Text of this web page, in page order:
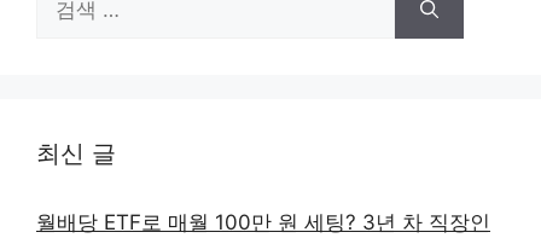
색:
최신 글
월배당 ETF로 매월 100만 원 세팅? 3년 차 직장인